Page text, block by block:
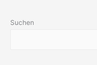
Suchen